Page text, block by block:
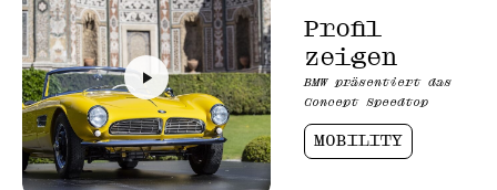
Profil
zeigen
BMW präsentiert das
Concept Speedtop
MOBILITY